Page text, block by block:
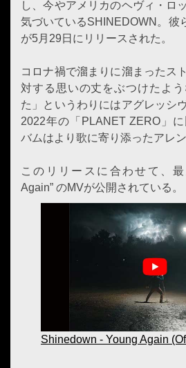
し、今やアメリカのヘヴィ・ロ
気づいているSHINEDOWN。彼
が5月29日にリリースされた。
コロナ禍で溜まりに溜まったス
対する思いの丈をぶつけたよ
た」というわりにはアグレッシ
2022年の「PLANET ZERO」
バムはより歌に寄り添ったアレ
このリリースに合わせて、最
Again” のMVが公開されている。
Shinedown - Young Again